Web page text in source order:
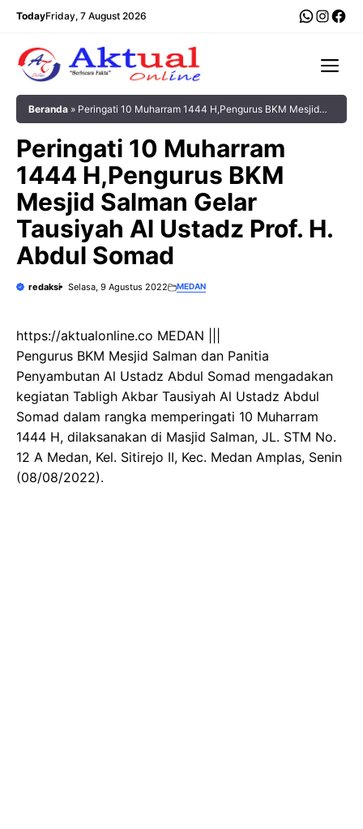
Langsung
TodayFriday, 7 August 2026
Beranda » Peringati 10 Muharram 1444 H,Pengurus BKM Mesjid
Peringati 10 Muharram
1444 H,Pengurus BKM
Mesjid Salman Gelar
Tausiyah Al Ustadz Prof. H.
Abdul Somad
redaksi Selasa, 9 Agustus 2022 MEDAN
https://aktualonline.co MEDAN |||
Pengurus BKM Mesjid Salman dan Panitia
Penyambutan Al Ustadz Abdul Somad mengadakan
kegiatan Tabligh Akbar Tausiyah Al Ustadz Abdul
Somad dalam rangka memperingati 10 Muharram
1444 H, dilaksanakan di Masjid Salman, JL. STM No.
12 A Medan, Kel. Sitirejo II, Kec. Medan Amplas, Senin
(08/08/2022).